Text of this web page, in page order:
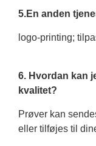
5.En anden
logo-printing;
6. Hvordan kan
kvalitet?
Prøver kan
eller tilføjes til